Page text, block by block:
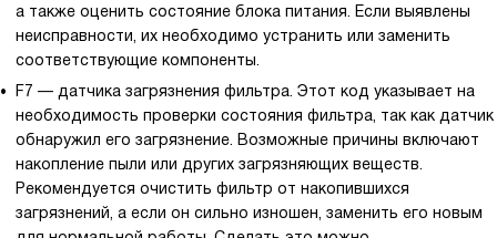
а также оценить состояние блока питания. Если выявлены
неисправности, их необходимо устранить или заменить
соответствующие компоненты.
F7 — датчика загрязнения фильтра. Этот код указывает на
необходимость проверки состояния фильтра, так как датчик
обнаружил его загрязнение. Возможные причины включают
накопление пыли или других загрязняющих веществ.
Рекомендуется очистить фильтр от накопившихся
загрязнений, а если он сильно изношен, заменить его новым